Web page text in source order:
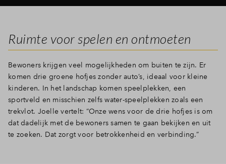
Ruimte voor spelen en ontmoeten
Bewoners krijgen veel mogelijkheden om buiten te zijn. Er
komen drie groene hofjes zonder auto’s, ideaal voor kleine
kinderen. In het landschap komen speelplekken, een
sportveld en misschien zelfs water-speelplekken zoals een
trekvlot. Joelle vertelt: “Onze wens voor de drie hofjes is om
dat dadelijk met de bewoners samen te gaan bekijken en uit
te zoeken. Dat zorgt voor betrokkenheid en verbinding.”